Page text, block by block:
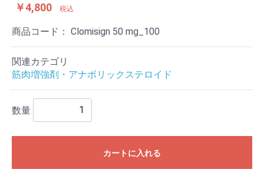
￥4,800 税込
商品コード： Clomisign 50 mg_100
関連カテゴリ
筋肉増強剤・アナボリックステロイド
数量
カートに入れる